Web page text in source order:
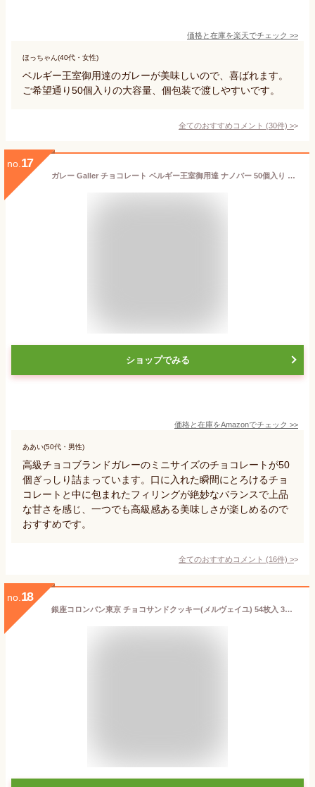
価格と在庫を楽天でチェック >>
ほっちゃん(40代・女性)
ベルギー王室御用達のガレーが美味しいので、喜ばれます。
ご希望通り50個入りの大容量、個包装で渡しやすいです。
全てのおすすめコメント (30件) >
no. 17
ガレー Galler チョコレート ベルギー王室御用達 ナノバー 50個入り ホワイトデー お返し ギフト スイーツ お菓子 個包装 お取り寄せ 手さげ袋付き
ショップでみる
価格と在庫をAmazonでチェック >>
ああい(50代・男性)
高級チョコブランドガレーのミニサイズのチョコレートが50
個ぎっしり詰まっています。口に入れた瞬間にとろけるチョ
コレートと中に包まれたフィリングが絶妙なバランスで上品
な甘さを感じ、一つでも高級感ある美味しさが楽しめるので
おすすめです。
全てのおすすめコメント (16件) >
no. 18
銀座コロンバン東京 チョコサンドクッキー(メルヴェイユ) 54枚入 3号 (送料込価格)(-2213-048-)(t0) | ギフト お菓子 送料無料 内祝い お祝い お返し お祝い返し お礼 ご挨拶 出産内祝い 結婚 お供え 人気 菓子折り クッキー チョコレート